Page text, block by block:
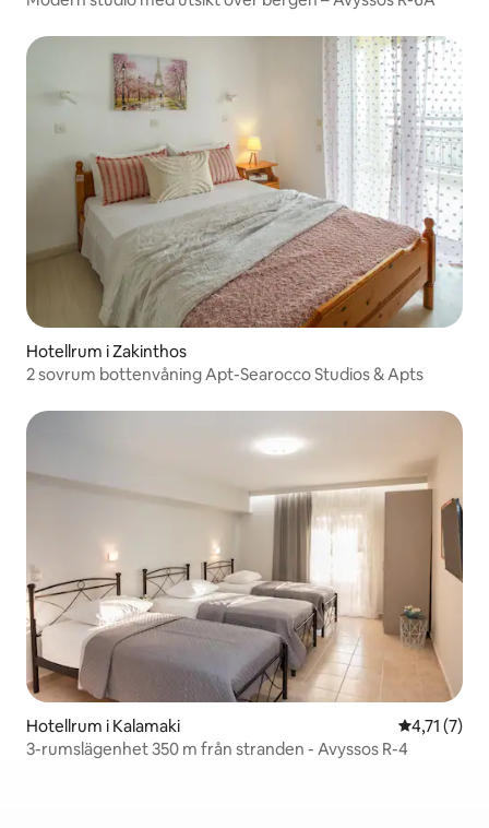
Hotellrum i Zakinthos
2 sovrum bottenvåning Apt-Searocco Studios & Apts
Hotellrum i Kalamaki 4,71 av 5 i
4,71 (7)
3-rumslägenhet 350 m från stranden - Avyssos R-4